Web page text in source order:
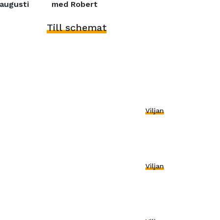
augusti med Robert
Till schemat
Viljan
Viljan